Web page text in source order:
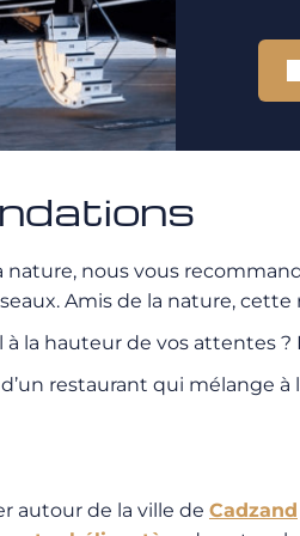
nature, nous vous
Amis de la nature,
à la hauteur de vos attentes
restaurant qui mélange
autour de la ville de Cadzand